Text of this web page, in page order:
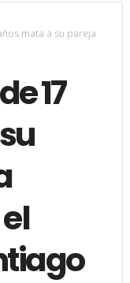
mata a su pareja
17